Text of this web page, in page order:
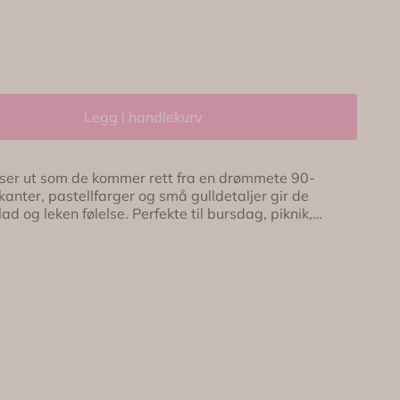
Legg i handlekurv
ut som de kommer rett fra en drømmete 90-
Perfekte til bursdag, piknik,
når du vil ha litt ekstra farge og